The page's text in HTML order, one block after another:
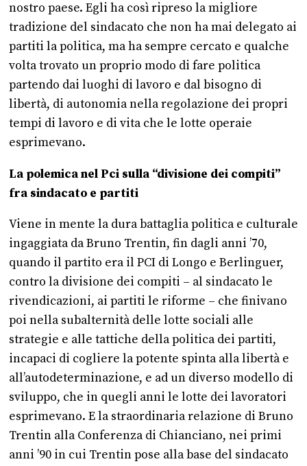
nostro paese. Egli ha così ripreso la migliore
tradizione del sindacato che non ha mai delegato ai
partiti la politica, ma ha sempre cercato e qualche
volta trovato un proprio modo di fare politica
partendo dai luoghi di lavoro e dal bisogno di
libertà, di autonomia nella regolazione dei propri
tempi di lavoro e di vita che le lotte operaie
esprimevano.
La polemica nel Pci sulla “divisione dei compiti”
fra sindacato e partiti
Viene in mente la dura battaglia politica e culturale
ingaggiata da Bruno Trentin, fin dagli anni ’70,
quando il partito era il PCI di Longo e Berlinguer,
contro la divisione dei compiti – al sindacato le
rivendicazioni, ai partiti le riforme – che finivano
poi nella subalternità delle lotte sociali alle
strategie e alle tattiche della politica dei partiti,
incapaci di cogliere la potente spinta alla libertà e
all’autodeterminazione, e ad un diverso modello di
sviluppo, che in quegli anni le lotte dei lavoratori
esprimevano. E la straordinaria relazione di Bruno
Trentin alla Conferenza di Chianciano, nei primi
anni ’90 in cui Trentin pose alla base del sindacato